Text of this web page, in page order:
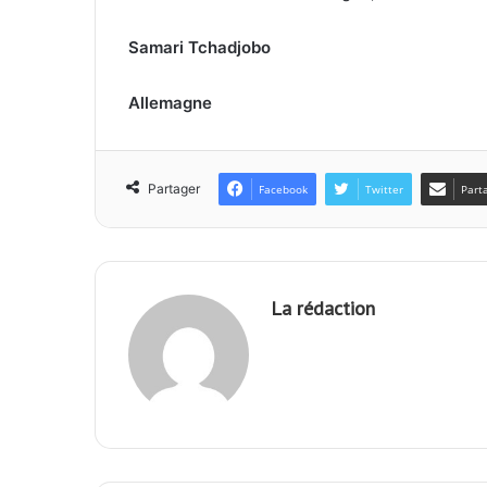
Samari Tchadjobo
Allemagne
Partager Facebook Twitter
La rédaction